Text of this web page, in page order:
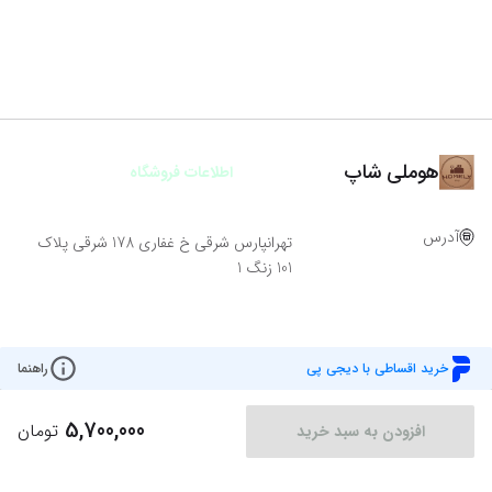
خرید اقساطی با دیجی پی راهنما
افزودن به سبد خرید 5,700,000 تومان
هوملی شاپ اطلاعات فروشگاه
آدرس
تهرانپارس شرقی خ غفاری 178 شرقی پلاک
101 زنگ 1